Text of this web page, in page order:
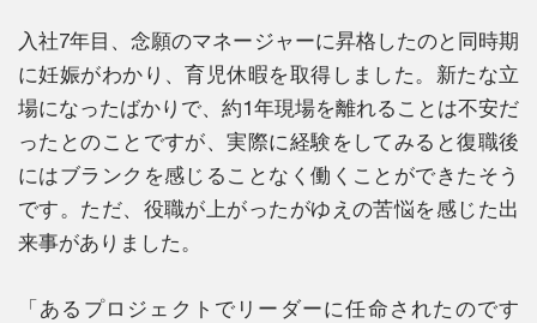
入社7年目、念願のマネージャーに昇格したのと同時期
に妊娠がわかり、育児休暇を取得しました。新たな立
場になったばかりで、約1年現場を離れることは不安だ
ったとのことですが、実際に経験をしてみると復職後
にはブランクを感じることなく働くことができたそう
です。ただ、役職が上がったがゆえの苦悩を感じた出
来事がありました。
「あるプロジェクトでリーダーに任命されたのです